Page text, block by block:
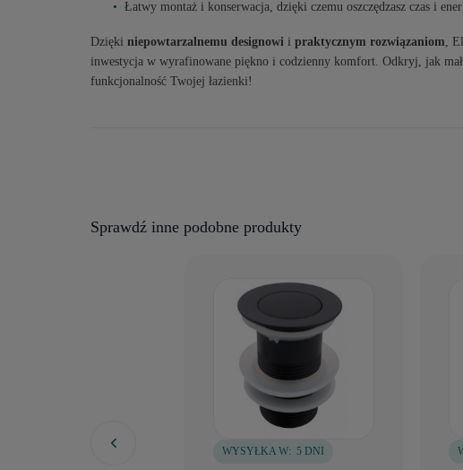
Łatwy montaż i konserwacja, dzięki czemu oszczędzasz czas i
Dzięki niepowtarzalnemu designowi i praktycznym rozwiązaniom ,
inwestycja w wyrafinowane piękno i codzienny komfort. Odkryj, jak
funkcjonalność Twojej łazienki!
Sprawdź inne podobne produkty
WYSYŁKA W: 5 DNI